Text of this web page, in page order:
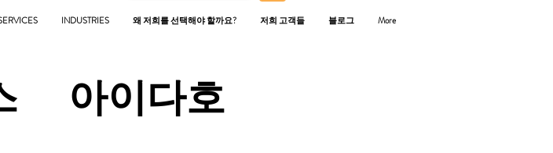
INDUSTRIES 왜 저희를 선택해야 할까요? 저희 고객들 블로그 More
아이다호